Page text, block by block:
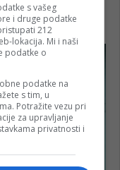
s vašeg
i druge podatke
212
lokacija. Mi i naši
podatke o
podatke na
s tim, u
Potražite vezu pri
za upravljanje
privatnosti i